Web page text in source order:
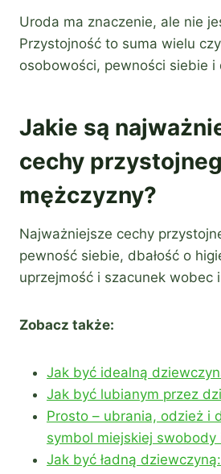
Uroda ma znaczenie, ale nie
Przystojność to suma wielu
osobowości, pewności siebie i
Jakie są
cechy
mężczyzny?
Najważniejsze cechy
pewność siebie, dbałość o
uprzejmość i szacunek wobec
Zobacz także:
Jak być idealną
Jak być lubianym przez
Prosto – ubrania, odzież i
symbol miejskiej swobody
Jak być ładną